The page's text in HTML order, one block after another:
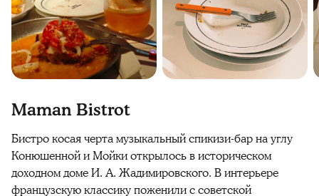
Maman Bistrot
Бистро косая черта музыкальный спикизи-бар на углу
Конюшенной и Мойки открылось в историческом
доходном доме И. А. Жадимировского. В интерьере
французскую классику поженили с советской